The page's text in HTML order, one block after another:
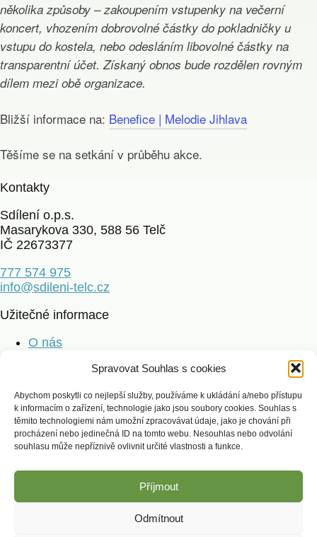
Spravovat Souhlas s cookies
Abychom poskytli co nejlepší služby, používáme k ukládání a/nebo přístupu
k informacím o zařízení, technologie jako jsou soubory cookies. Souhlas s
těmito technologiemi nám umožní zpracovávat údaje, jako je chování při
procházení nebo jedinečná ID na tomto webu. Nesouhlas nebo odvolání
souhlasu může nepříznivě ovlivnit určité vlastnosti a funkce.
Příjmout
Odmítnout
několika způsoby – zakoupením vstupenky na večerní
koncert, vhozením dobrovolné částky do pokladničky u
vstupu do kostela, nebo odesláním libovolné částky na
transparentní účet. Získaný obnos bude rozdělen rovným
dílem mezi obě organizace.
Bližší informace na: Benefice | Melodie Jihlava
Těšíme se na setkání v průběhu akce.
Kontakty
Sdílení o.p.s.
Masarykova 330, 588 56 Telč
IČ 22673377
777 574 975
info@sdileni-telc.cz
Užitečné informace
O nás
Dárci a poděkování
Aktuality
Hledáme zdravotní sestru do domácí péče
Výroční zpráva za rok 2025
Poděkování zdravotním sestrám a pečovatelkám